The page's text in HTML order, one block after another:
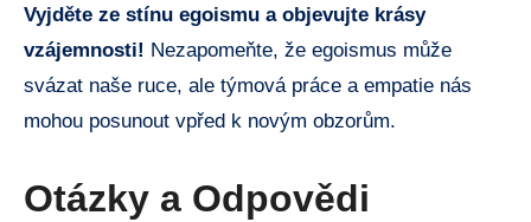
Vyjděte ze stínu egoismu a objevujte krásy
vzájemnosti! Nezapomeňte, že egoismus může
svázat naše ruce, ale týmová práce a empatie nás
mohou posunout vpřed k novým obzorům.
Otázky a Odpovědi